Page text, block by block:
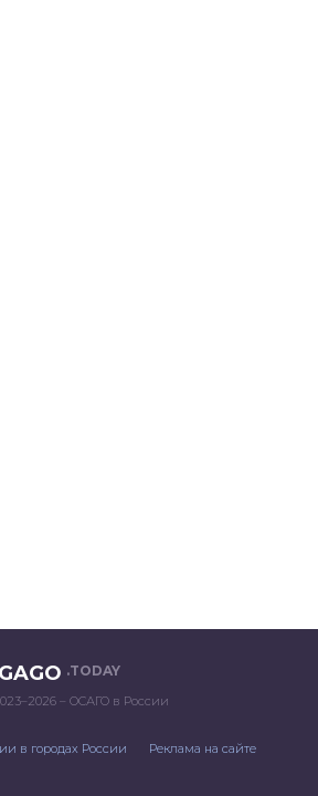
.TODAY
– ОСАГО в России
в городах России Реклама на сайте